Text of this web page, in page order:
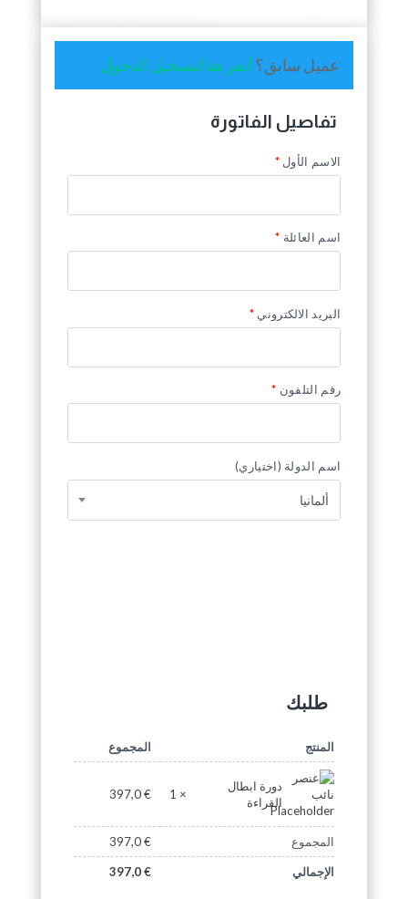
عميل سابق؟ أنقر هنا لتسجيل الدخول
تفاصيل الفاتورة
الاسم الأول*
اسم العائلة *
البريد الالكتروني *
رقم التلفون *
اسم الدولة (اختياري)
ألمانيا
طلبك
المنتج المجموع
دورة ابطال
القراءة
× 1
397,0€
المجموع 397,0€
الإجمالي 397,0€